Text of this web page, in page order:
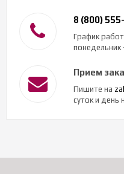
8 (800)
График
Прием
Пишите на
суток и день